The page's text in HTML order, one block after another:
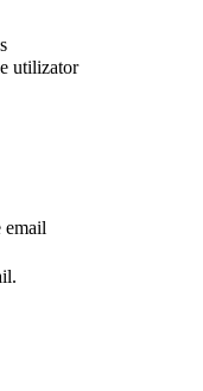
utilizator
email